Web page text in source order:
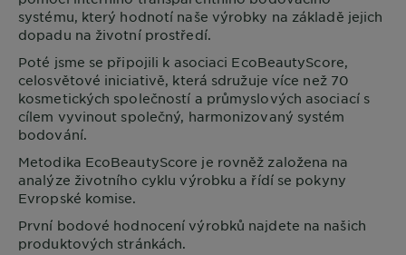
systému, který hodnotí naše výrobky na základě jejich
dopadu na životní prostředí.
Poté jsme se připojili k asociaci EcoBeautyScore,
celosvětové iniciativě, která sdružuje více než 70
kosmetických společností a průmyslových asociací s
cílem vyvinout společný, harmonizovaný systém
bodování.
Metodika EcoBeautyScore je rovněž založena na
analýze životního cyklu výrobku a řídí se pokyny
Evropské komise.
První bodové hodnocení výrobků najdete na našich
produktových stránkách.